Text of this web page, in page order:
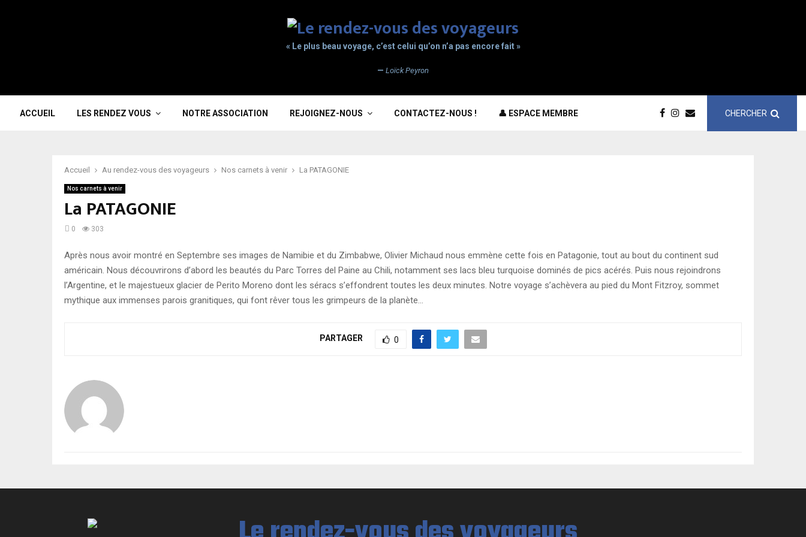
« Le plus beau voyage, c’est celui qu’on n’a pas encore fait »
— Loïck Peyron
ACCUEIL LES RENDEZ VOUS NOTRE ASSOCIATION REJOIGNEZ-NOUS CONTACTEZ-NOUS ! 👤 ESPACE MEMBRE CHERCHER
Accueil Au rendez-vous des voyageurs Nos carnets à venir La PATAGONIE
Nos carnets à venir
La PATAGONIE
0 303
Après nous avoir montré en Septembre ses images de Namibie et du Zimbabwe, Olivier Michaud nous emmène cette fois en Patagonie, tout au bout du continent sud
américain. Nous découvrirons d’abord les beautés du Parc Torres del Paine au Chili, notamment ses lacs bleu turquoise dominés de pics acérés. Puis nous rejoindrons
l’Argentine, et le majestueux glacier de Perito Moreno dont les séracs s’effondrent toutes les deux minutes. Notre voyage s’achèvera au pied du Mont Fitzroy, sommet
mythique aux immenses parois granitiques, qui font rêver tous les grimpeurs de la planète…
PARTAGER 0